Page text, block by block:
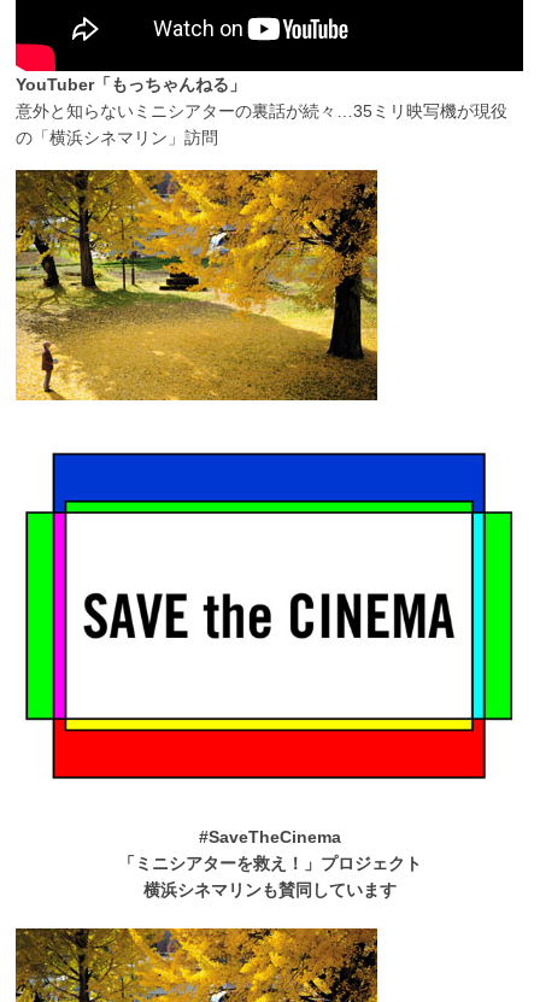
YouTuber「もっちゃんねる」
意外と知らないミニシアターの裏話が続々…35ミリ映写機が現役
の「横浜シネマリン」訪問
#SaveTheCinema
「ミニシアターを救え！」プロジェクト
横浜シネマリンも賛同しています